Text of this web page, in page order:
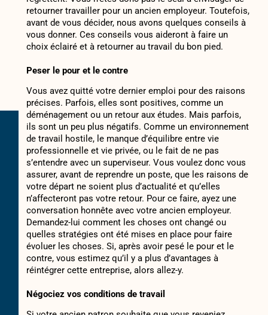
retourner travailler pour un ancien employeur. Toutefois,
avant de vous décider, nous avons quelques conseils à
vous donner. Ces conseils vous aideront à faire un
choix éclairé et à retourner au travail du bon pied.
Peser le pour et le contre
Vous avez quitté votre dernier emploi pour des raisons
précises. Parfois, elles sont positives, comme un
déménagement ou un retour aux études. Mais parfois,
ils sont un peu plus négatifs. Comme un environnement
de travail hostile, le manque d’équilibre entre vie
professionnelle et vie privée, ou le fait de ne pas
s’entendre avec un superviseur. Vous voulez donc vous
assurer, avant de reprendre un poste, que les raisons de
votre départ ne soient plus d’actualité et qu’elles
n’affecteront pas votre retour. Pour ce faire, ayez une
conversation honnête avec votre ancien employeur.
Demandez-lui comment les choses ont changé ou
quelles stratégies ont été mises en place pour faire
évoluer les choses. Si, après avoir pesé le pour et le
contre, vous estimez qu’il y a plus d’avantages à
réintégrer cette entreprise, alors allez-y.
Négociez vos conditions de travail